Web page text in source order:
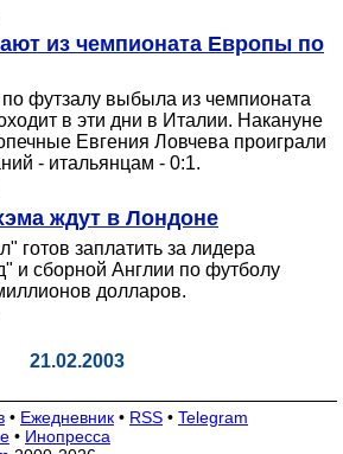
из чемпионата Европы по
футзалу выбыла из чемпионата
в эти дни в Италии. Накануне
Евгения Ловчева проиграли
- итальянцам - 0:1.
ждут в Лондоне
готов заплатить за лидера
и сборной Англии по футболу
долларов.
21.02.2003
• Ежедневник • RSS • Telegram
• Инопресса